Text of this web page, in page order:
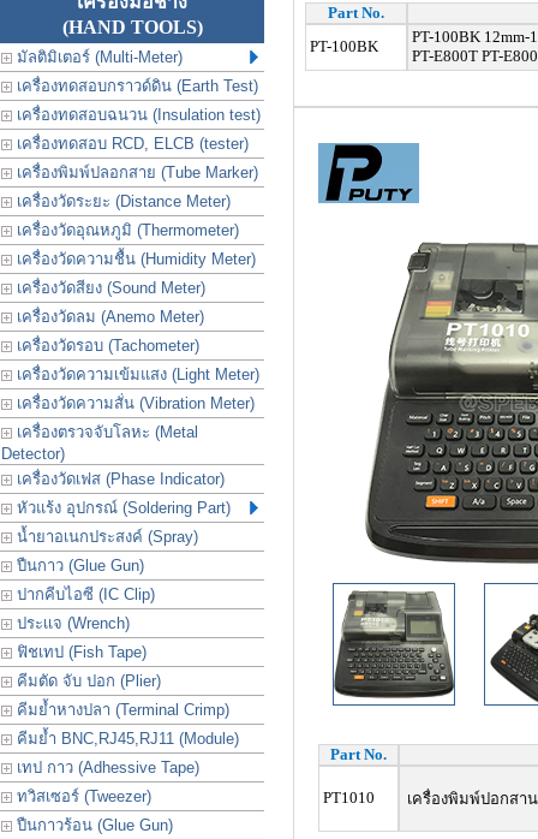
(HAND TOOLS)
มัลติมิเตอร์ (Multi-Meter)
เครื่องทดสอบกราวด์ดิน (Earth Test)
เครื่องทดสอบฉนวน (Insulation test)
เครื่องทดสอบ RCD, ELCB (tester)
เครื่องพิมพ์ปลอกสาย (Tube Marker)
เครื่องวัดระยะ (Distance Meter)
เครื่องวัดอุณหภูมิ (Thermometer)
เครื่องวัดความชื้น (Humidity Meter)
เครื่องวัดสียง (Sound Meter)
เครื่องวัดลม (Anemo Meter)
เครื่องวัดรอบ (Tachometer)
เครื่องวัดความเข้มแสง (Light Meter)
เครื่องวัดความสั่น (Vibration Meter)
เครื่องตรวจจับโลหะ (Metal
Detector)
เครื่องวัดเฟส (Phase Indicator)
หัวแร้ง อุปกรณ์ (Soldering Part)
น้ำยาอเนกประสงค์ (Spray)
ปืนกาว (Glue Gun)
ปากคีบไอซี (IC Clip)
ประเเจ (Wrench)
ฟิชเทป (Fish Tape)
คีมตัด จับ ปอก (Plier)
คีมย้ำหางปลา (Terminal Crimp)
คีมย้ำ BNC,RJ45,RJ11 (Module)
เทป กาว (Adhessive Tape)
ทวิสเซอร์ (Tweezer)
ปืนกาวร้อน (Glue Gun)
Part No.
PT-100BK
PT-100BK 12mm-
PT-E800T PT-
Part No.
PT1010 เครื่องพิมพ์ปอกสาน